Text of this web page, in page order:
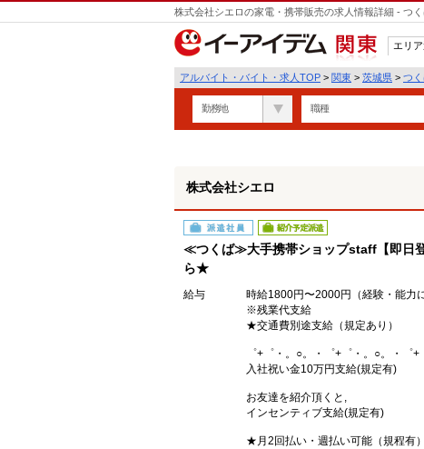
株式会社シエロの家電・携帯販売の求人情報詳細 - つ
関東
エリ
アルバイト・バイト・求人TOP > 関東 > 茨城県 > つ
勤務地 職種
遣
株式会社シエロ
派遣社員 紹介予定派遣
≪つくば≫大手携帯ショップstaff【即日
ら★
給与
時給1800円〜2000円（経験・能力
※残業代支給
★交通費別途支給（規定あり）
゜+゜・。○。・゜+゜・。○。・゜+
入社祝い金10万円支給(規定有)
お友達を紹介頂くと,
インセンティブ支給(規定有)
★月2回払い・週払い可能（規程有